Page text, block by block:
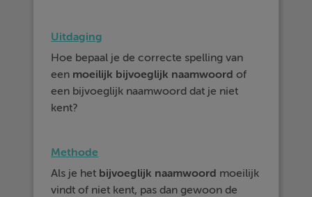
Uitdaging
Hoe bepaal je de correcte spelling van
een moeilijk bijvoeglijk naamwoord of
een bijvoeglijk naamwoord dat je niet
kent?
Methode
Als je het bijvoeglijk naamwoord moeilijk
vindt of niet kent, pas dan gewoon de